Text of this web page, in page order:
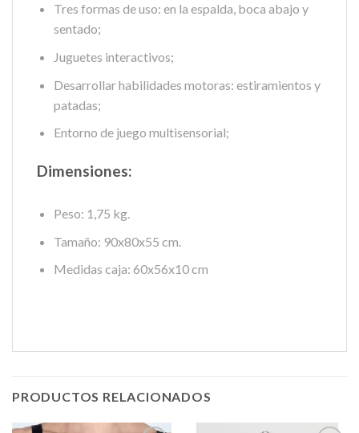
Tres formas de uso: en la espalda, boca abajo y
sentado;
Juguetes interactivos;
Desarrollar habilidades motoras: estiramientos y
patadas;
Entorno de juego multisensorial;
Dimensiones:
Peso: 1,75 kg.
Tamaño: 90x80x55 cm.
Medidas caja: 60x56x10 cm
PRODUCTOS RELACIONADOS